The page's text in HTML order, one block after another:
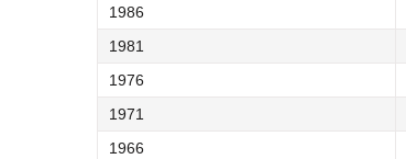
1986
1981
1976
1971
1966